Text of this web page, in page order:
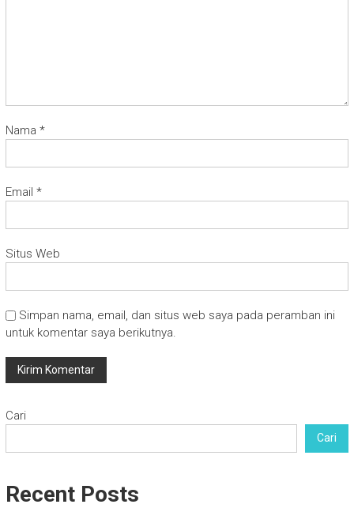
Nama *
Email *
Situs Web
Simpan nama, email, dan situs web saya pada peramban ini
untuk komentar saya berikutnya.
Cari
Cari
Recent Posts